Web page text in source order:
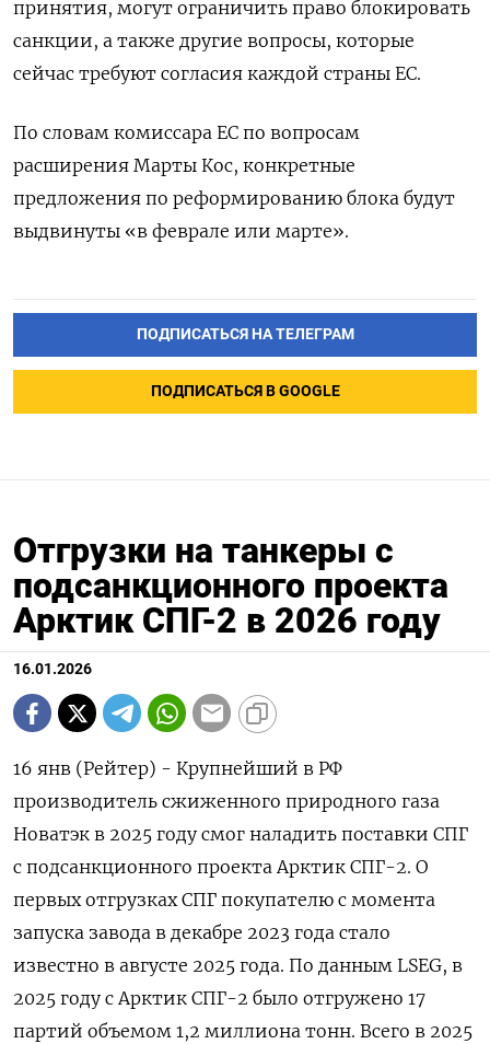
принятия, могут ограничить право блокировать
санкции, а также другие вопросы, которые
сейчас требуют согласия каждой страны ЕС.
По словам комиссара ЕС по вопросам
расширения Марты Кос, конкретные
предложения по реформированию блока будут
выдвинуты «в феврале или марте».
ПОДПИСАТЬСЯ НА ТЕЛЕГРАМ
ПОДПИСАТЬСЯ В GOOGLE
Отгрузки на танкеры с
подсанкционного проекта
Арктик СПГ-2 в 2026 году
16.01.2026
16 янв (Рейтер) - Крупнейший в РФ
производитель сжиженного природного газа
Новатэк в 2025 году смог наладить поставки СПГ
с подсанкционного ⁠проекта Арктик СПГ-2. О
первых отгрузках СПГ покупателю с момента
запуска завода в декабре 2023 года стало
известно в ⁠августе 2025 года. По ​данным LSEG, в
2025 ⁠году с Арктик СПГ-2 было отгружено 17
партий объемом ⁠1,2 миллиона тонн. Всего в 2025